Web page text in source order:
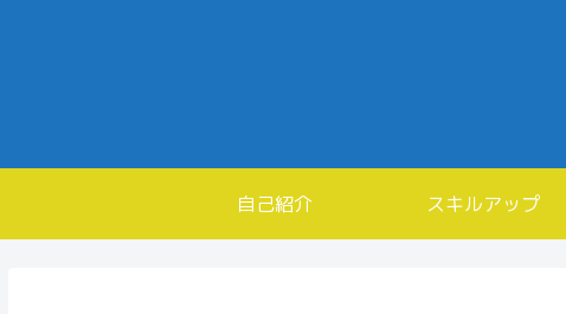
自己紹介 スキルアップ